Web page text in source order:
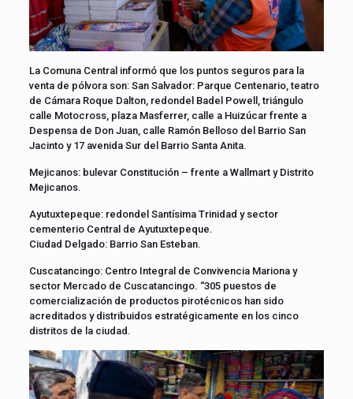
La Comuna Central informó que los puntos seguros para la
venta de pólvora son: San Salvador: Parque Centenario, teatro
de Cámara Roque Dalton, redondel Badel Powell, triángulo
calle Motocross, plaza Masferrer, calle a Huizúcar frente a
Despensa de Don Juan, calle Ramón Belloso del Barrio San
Jacinto y 17 avenida Sur del Barrio Santa Anita.
Mejicanos: bulevar Constitución – frente a Wallmart y Distrito
Mejicanos.
Ayutuxtepeque: redondel Santísima Trinidad y sector
cementerio Central de Ayutuxtepeque.
Ciudad Delgado: Barrio San Esteban.
Cuscatancingo: Centro Integral de Convivencia Mariona y
sector Mercado de Cuscatancingo. “305 puestos de
comercialización de productos pirotécnicos han sido
acreditados y distribuidos estratégicamente en los cinco
distritos de la ciudad.